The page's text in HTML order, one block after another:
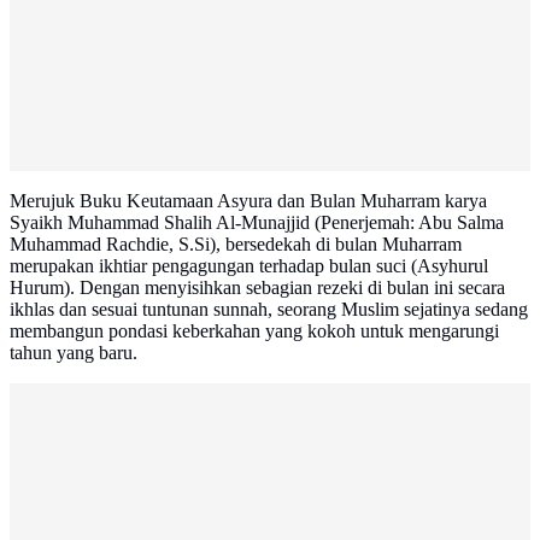
Merujuk Buku Keutamaan Asyura dan Bulan Muharram karya
Syaikh Muhammad Shalih Al-Munajjid (Penerjemah: Abu Salma
Muhammad Rachdie, S.Si), bersedekah di bulan Muharram
merupakan ikhtiar pengagungan terhadap bulan suci (Asyhurul
Hurum). Dengan menyisihkan sebagian rezeki di bulan ini secara
ikhlas dan sesuai tuntunan sunnah, seorang Muslim sejatinya sedang
membangun pondasi keberkahan yang kokoh untuk mengarungi
tahun yang baru.